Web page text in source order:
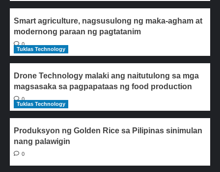
Smart agriculture, nagsusulong ng maka-agham at
modernong paraan ng pagtatanim
0
Tuklas Technology
Drone Technology malaki ang naitutulong sa mga
magsasaka sa pagpapataas ng food production
0
Tuklas Technology
Produksyon ng Golden Rice sa Pilipinas sinimulan
nang palawigin
0